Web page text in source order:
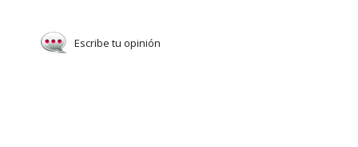
Escribe tu opinión